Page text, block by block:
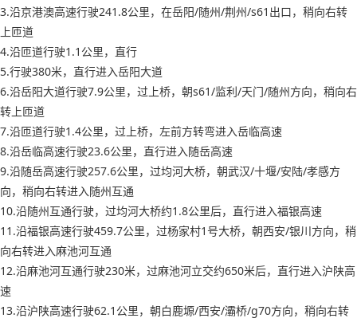
3.沿京港澳高速行驶241.8公里，在岳阳/随州/荆州/s61出口，稍向右转
上匝道
4.沿匝道行驶1.1公里，直行
5.行驶380米，直行进入岳阳大道
6.沿岳阳大道行驶7.9公里，过上桥，朝s61/监利/天门/随州方向，稍向右
转上匝道
7.沿匝道行驶1.4公里，过上桥，左前方转弯进入岳临高速
8.沿岳临高速行驶23.6公里，直行进入随岳高速
9.沿随岳高速行驶257.6公里，过均河大桥，朝武汉/十堰/安陆/孝感方
向，稍向右转进入随州互通
10.沿随州互通行驶，过均河大桥约1.8公里后，直行进入福银高速
11.沿福银高速行驶459.7公里，过杨家村1号大桥，朝西安/银川方向，稍
向右转进入麻池河互通
12.沿麻池河互通行驶230米，过麻池河立交约650米后，直行进入沪陕高
速
13.沿沪陕高速行驶62.1公里，朝白鹿塬/西安/灞桥/g70方向，稍向右转